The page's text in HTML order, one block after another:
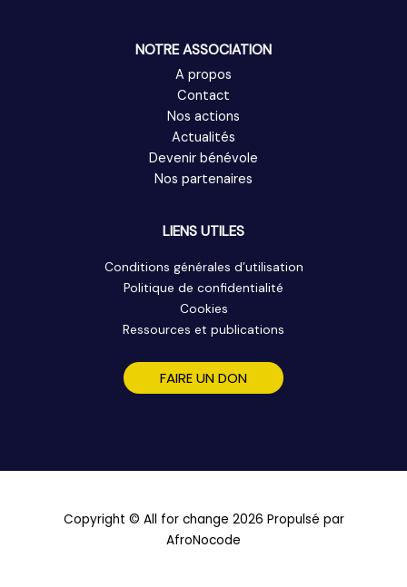
NOTRE ASSOCIATION
A propos
Contact
Nos actions
Actualités
Devenir bénévole
Nos partenaires
LIENS UTILES
Conditions générales d’utilisation
Politique de confidentialité
Cookies
Ressources et publications
FAIRE UN DON
Copyright © All for change 2026 Propulsé par
AfroNocode